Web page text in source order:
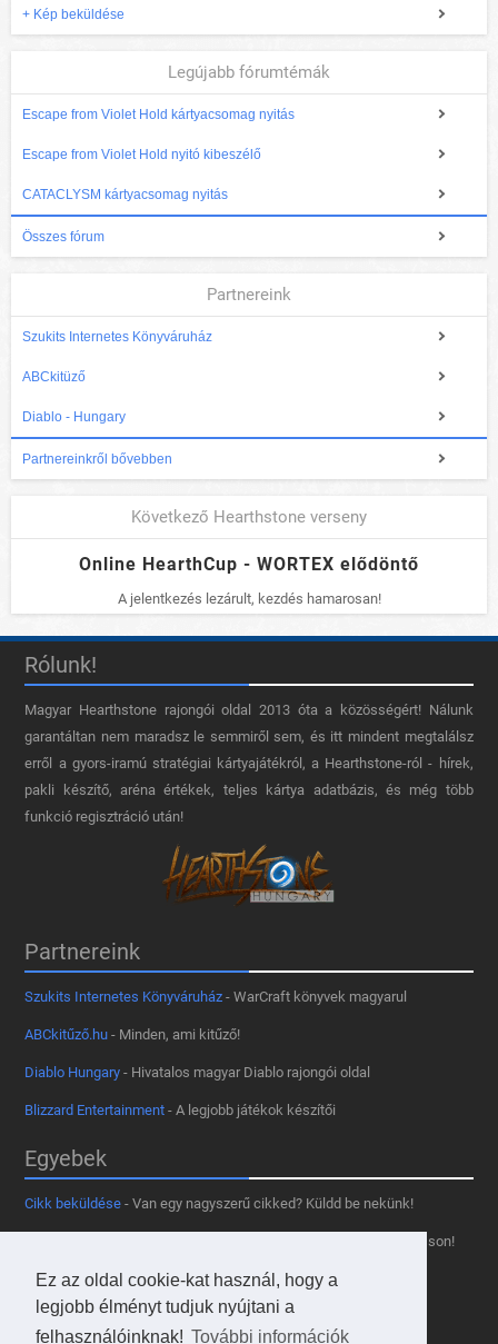
Ez az oldal cookie-kat használ, hogy a
legjobb élményt tudjuk nyújtani a
felhasználóinknak! További információk
+ Kép beküldése
Legújabb fórumtémák
Escape from Violet Hold kártyacsomag nyitás
Escape from Violet Hold nyitó kibeszélő
CATACLYSM kártyacsomag nyitás
Összes fórum
Partnereink
Szukits Internetes Könyváruház
ABCkitüző
Diablo - Hungary
Partnereinkről bővebben
Következő Hearthstone verseny
Online HearthCup - WORTEX elődöntő
A jelentkezés lezárult, kezdés hamarosan!
Rólunk!
Magyar Hearthstone​ rajongói oldal 2013 óta a közösségért! Nálunk
garantáltan nem maradsz le semmiről sem, és itt mindent megtalálsz
erről a gyors-iramú stratégiai kártyajátékról, a Hearthstone-ról - hírek,
pakli készítő, aréna értékek, teljes kártya adatbázis, és még több
funkció regisztráció után!
Partnereink
Szukits Internetes Könyváruház - WarCraft könyvek magyarul
ABCkitűző.hu - Minden, ami kitűző!
Diablo Hungary - Hivatalos magyar Diablo rajongói oldal
Blizzard Entertainment - A legjobb játékok készítői
Egyebek
Cikk beküldése - Van egy nagyszerű cikked? Küldd be nekünk!
- Tetszik az oldal? Segíts, hogy fennmaradhasson!
Kapcsolat, médiaajánlat- Lépj velünk kapcsolatba!
Használd a tooltipünket- A saját oldaladon is!